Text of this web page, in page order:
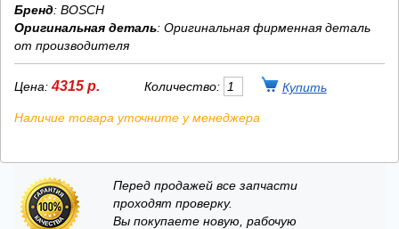
Бренд: BOSCH
Оригинальная деталь: Оригинальная фирменная деталь
от производителя
Цена:4315 р. Количество:
Наличие товара уточните у менеджера
Перед продажей все запчасти
проходят проверку.
Вы покупаете новую, рабочую